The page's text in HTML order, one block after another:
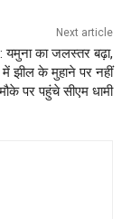
Next article
का जलस्तर बढ़ा,
में झील के मुहाने पर नहीं
पर पहुंचे सीएम धामी